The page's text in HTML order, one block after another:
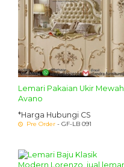
Lemari Pakaian Ukir Mewah
Avano
*Harga Hubungi CS
Pre Order - GF-LB 091